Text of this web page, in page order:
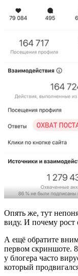
Опять же, тут
виду. И почему рост
А ещё обратите
первом скриншоте.
у блогера часто
который